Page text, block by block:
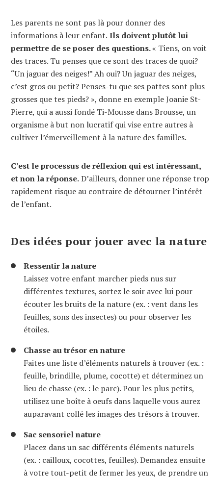
Les parents ne sont pas là pour donner des
informations à leur enfant. Ils doivent plutôt lui
permettre de se poser des questions.« Tiens, on voit
des traces. Tu penses que ce sont des traces de quoi?
“Un jaguar des neiges!” Ah oui? Un jaguar des neiges,
c’est gros ou petit? Penses-tu que ses pattes sont plus
grosses que tes pieds? », donne en exemple Joanie St-
Pierre, qui a aussi fondé Ti-Mousse dans Brousse, un
organisme à but non lucratif qui vise entre autres à
cultiver l’émerveillement à la nature des familles.
C’est le processus de réflexion qui est intéressant,
et non la réponse.D’ailleurs, donner une réponse trop
rapidement risque au contraire de détourner l’intérêt
de l’enfant.
Des idées pour jouer avec la nature
Ressentir la nature
Laissez votre enfant marcher pieds nus sur
différentes textures, sortez le soir avec lui pour
écouter les bruits de la nature (ex. : vent dans les
feuilles, sons des insectes) ou pour observer les
étoiles.
Chasse au trésor en nature
Faites une liste d’éléments naturels à trouver (ex. :
feuille, brindille, plume, cocotte) et déterminez un
lieu de chasse (ex. : le parc). Pour les plus petits,
utilisez une boîte à oeufs dans laquelle vous aurez
auparavant collé les images des trésors à trouver.
Sac sensoriel nature
Placez dans un sac différents éléments naturels
(ex. : cailloux, cocottes, feuilles). Demandez ensuite
à votre tout-petit de fermer les yeux, de prendre un